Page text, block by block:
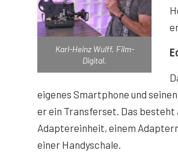
Karl-Heinz Wulff, Film-
Digital.
eigenes Smartphone und
er ein Transferset. Das
Adaptereinheit, einem
einer Handyschale.